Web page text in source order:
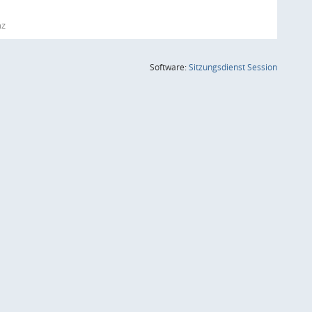
Software:SitzungsdienstSession(Wird in